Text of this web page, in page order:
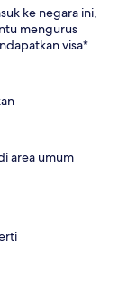
ke negara ini,
mengurus
visa*
area umum